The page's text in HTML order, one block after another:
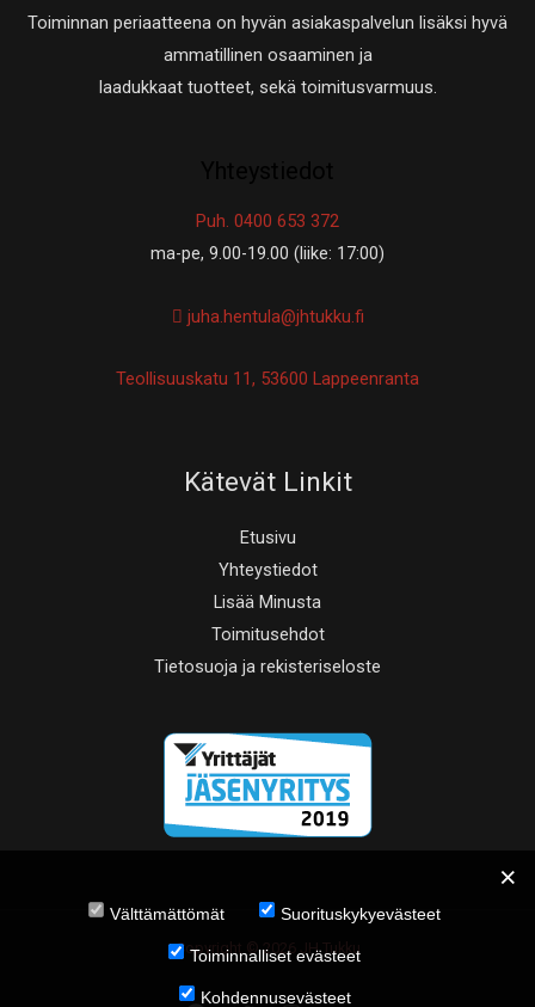
Toiminnan periaatteena on hyvän asiakaspalvelun lisäksi hyvä
ammatillinen osaaminen ja
laadukkaat tuotteet, sekä toimitusvarmuus.
Puh. 0400 653 372
ma-pe, 9.00-19.00 (liike: 17:00)
juha.hentula@jhtukku.fi
Teollisuuskatu 11, 53600 Lappeenranta
Kätevät Linkit
Etusivu
Yhteystiedot
Lisää Minusta
Toimitusehdot
Tietosuoja ja rekisteriseloste
Copyright © 2026 JH Tukku
Välttämättömät Suorituskykyevästeet
Toiminnalliset evästeet
Kohdennusevästeet